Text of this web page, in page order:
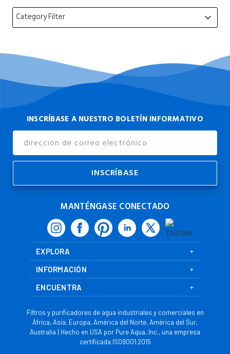
Category Filter keyboard_arrow_down
INSCRÍBASE A NUESTRO BOLETÍN INFORMATIVO
MANTÉNGASE CONECTADO
EXPLORA
INFORMACIÓN
ENCUENTRA
Filtros y purificadores de agua industriales y comerciales en
África, Asia, Europa, América del Norte, América del Sur,
Australia | Hecho en USA por Pure Aqua, Inc., una empresa
certificada ISO9001:2015